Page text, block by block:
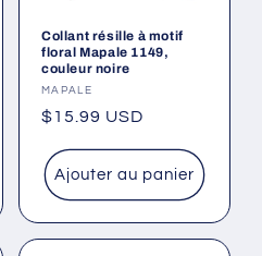
Collant résille à motif
floral Mapale 1149,
couleur noire
Fournisseur :
MAPALE
Prix
$15.99 USD
Ajouter au panier